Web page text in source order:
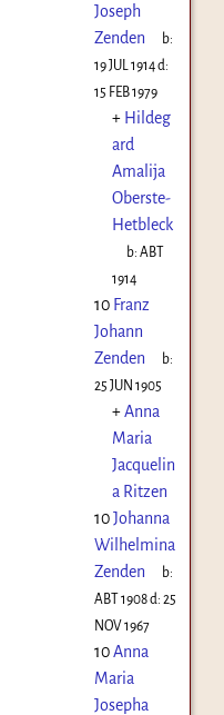
Joseph
Zenden
b:
19 JUL 1914d:
15 FEB 1979
+ Hildeg
ard
Amalija
Oberste-
Hetbleck
b:ABT
1914
10 Franz
Johann
Zenden
b:
25 JUN 1905
+Anna
Maria
Jacquelin
a Ritzen
10Johanna
Wilhelmina
Zenden
b:
ABT 1908d: 25
NOV 1967
10Anna
Maria
Josepha